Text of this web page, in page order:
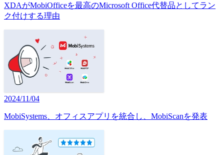
XDAがMobiOfficeを最高のMicrosoft Office代替品としてラン
ク付けする理由
2024/11/04
MobiSystems、オフィスアプリを統合し、MobiScanを発表